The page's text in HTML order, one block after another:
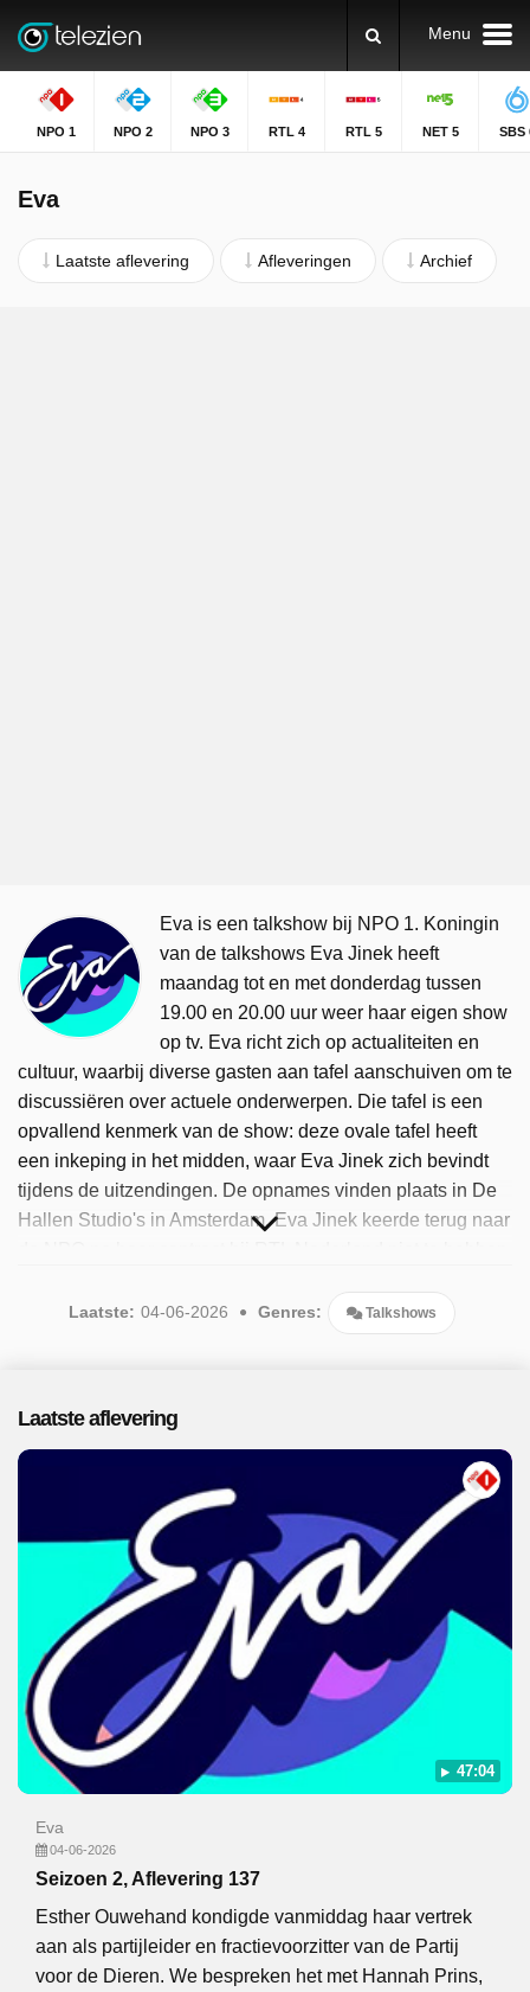
Menu
NPO 1 NPO 2 NPO 3 RTL 4 RTL 5 NET 5 SBS
Eva
Laatste aflevering Afleveringen Archief
Eva is een talkshow bij NPO 1. Koningin
van de talkshows Eva Jinek heeft
maandag tot en met donderdag tussen
19.00 en 20.00 uur weer haar eigen show
op tv. Eva richt zich op actualiteiten en
cultuur, waarbij diverse gasten aan tafel aanschuiven om te
discussiëren over actuele onderwerpen. Die tafel is een
opvallend kenmerk van de show: deze ovale tafel heeft
een inkeping in het midden, waar Eva Jinek zich bevindt
tijdens de uitzendingen. De opnames vinden plaats in De
Hallen Studio's in Amsterdam. Eva Jinek keerde terug naar
BNNVARA, dat naar de late avond is verhuisd. Sinds 2025
is het populaire programma beschikbaar. Er zijn 76
Laatste: 04-06-2026 Genres: Talkshows
Laatste aflevering
47:04
Eva
04-06-2026
Seizoen 2, Aflevering 137
Esther Ouwehand kondigde vanmiddag haar vertrek
aan als partijleider en fractievoorzitter van de Partij
voor de Dieren. We bespreken het met Hannah Prins,